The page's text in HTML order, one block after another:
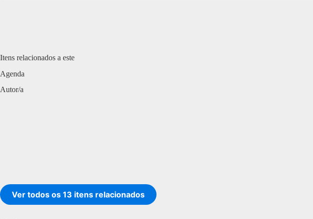
Itens relacionados a este
Agenda
Autor/a
Ver todos os 13 itens relacionados